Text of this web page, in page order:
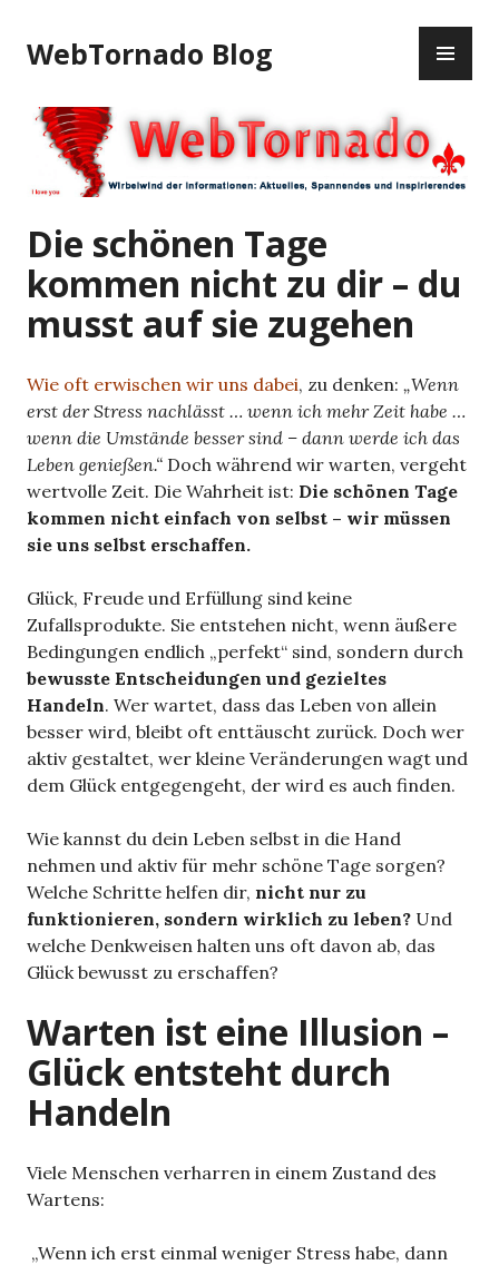
u
m
n
l
t
s
p
i
g
e
n
WebTornado Blog
Die schönen Tage
kommen nicht zu dir – du
musst auf sie zugehen
Wie oft erwischen wir uns dabei, zu denken: „Wenn
erst der Stress nachlässt … wenn ich mehr Zeit habe …
wenn die Umstände besser sind – dann werde ich das
Leben genießen.“ Doch während wir warten, vergeht
wertvolle Zeit. Die Wahrheit ist: Die schönen Tage
kommen nicht einfach von selbst – wir müssen
sie uns selbst erschaffen.
Glück, Freude und Erfüllung sind keine
Zufallsprodukte. Sie entstehen nicht, wenn äußere
Bedingungen endlich „perfekt“ sind, sondern durch
bewusste Entscheidungen und gezieltes
Handeln. Wer wartet, dass das Leben von allein
besser wird, bleibt oft enttäuscht zurück. Doch wer
aktiv gestaltet, wer kleine Veränderungen wagt und
dem Glück entgegengeht, der wird es auch finden.
Wie kannst du dein Leben selbst in die Hand
nehmen und aktiv für mehr schöne Tage sorgen?
Welche Schritte helfen dir, nicht nur zu
funktionieren, sondern wirklich zu leben? Und
welche Denkweisen halten uns oft davon ab, das
Glück bewusst zu erschaffen?
Warten ist eine Illusion –
Glück entsteht durch
Handeln
Viele Menschen verharren in einem Zustand des
Wartens:
„Wenn ich erst einmal weniger Stress habe, dann